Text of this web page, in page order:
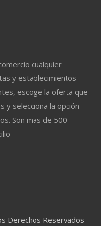
cualquier
y establecimientos
escoge la oferta que
y selecciona la opción
Son mas de 500
Derechos Reservados